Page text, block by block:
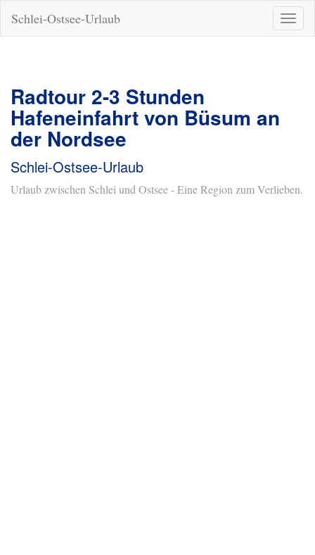
ein-/
Schlei-Ostsee-Urlaub
Radtour 2-3 Stunden
Hafeneinfahrt von Büsum an
der Nordsee
Schlei-Ostsee-Urlaub
Urlaub zwischen Schlei und Ostsee - Eine Region zum Verlieben.